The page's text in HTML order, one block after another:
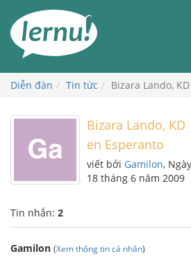
đến
phần
dung
Diễn đàn Tin tức Bizara Lando,
Bizara Lando, KD
en Esperanto
viết bởi Gamilon, Ngày
18 tháng 6 năm 2009
Tin nhắn: 2
Gamilon (Xem thông tin cá nhân)